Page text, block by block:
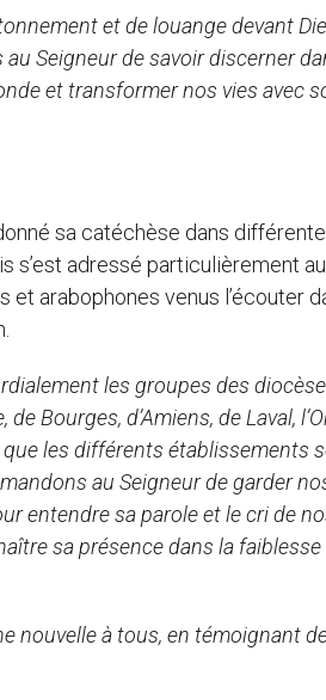
et de louange devant
au Seigneur de savoir discerner
et transformer nos vies avec
sa catéchèse dans
s’est adressé particulièrement
et arabophones venus l’écouter
les groupes des
de Bourges, d’Amiens, de Laval,
les différents établissements
au Seigneur de garder
entendre sa parole et le cri de
sa présence dans la
nouvelle à tous, en témoignant